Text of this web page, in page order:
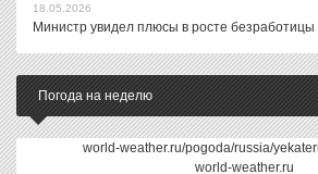
18.05.2026
Министр увидел плюсы в росте безработицы
Погода на неделю
world-weather.ru/pogoda/russia/
world-weather.ru